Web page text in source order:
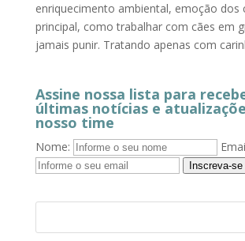
enriquecimento ambiental, emoção dos
principal, como trabalhar com cães em
jamais punir. Tratando apenas com
Assine nossa lista para
últimas notícias e
nosso time
Nome:
Inscreva-se